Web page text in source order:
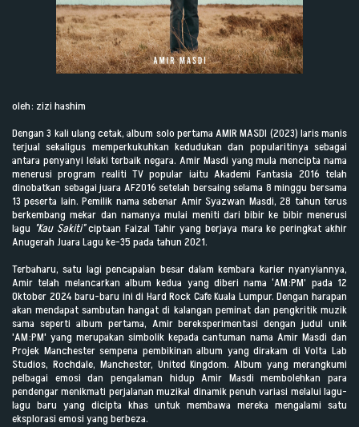
oleh: zizi hashim
Dengan 3 kali ulang cetak, album solo pertama AMIR MASDI (2023) laris manis
terjual sekaligus memperkukuhkan kedudukan dan popularitinya sebagai
antara penyanyi lelaki terbaik negara. Amir Masdi yang mula mencipta nama
menerusi program realiti TV popular iaitu Akademi Fantasia 2016 telah
dinobatkan sebagai juara AF2016 setelah bersaing selama 8 minggu bersama
13 peserta lain. Pemilik nama sebenar Amir Syazwan Masdi, 28 tahun terus
berkembang mekar dan namanya mulai meniti dari bibir ke bibir menerusi
lagu "Kau Sakiti"ciptaan Faizal Tahir yang berjaya mara ke peringkat akhir
Anugerah Juara Lagu ke-35 pada tahun 2021.
Terbaharu, satu lagi pencapaian besar dalam kembara karier nyanyiannya,
Amir telah melancarkan album kedua yang diberi nama ‘AM:PM’ pada 12
Oktober 2024 baru-baru ini di Hard Rock Cafe Kuala Lumpur. Dengan harapan
akan mendapat sambutan hangat di kalangan peminat dan pengkritik muzik
sama seperti album pertama, Amir bereksperimentasi dengan judul unik
'AM:PM' yang merupakan simbolik kepada cantuman nama Amir Masdi dan
Projek Manchester sempena pembikinan album yang dirakam di Volta Lab
Studios, Rochdale, Manchester, United Kingdom. Album yang merangkumi
pelbagai emosi dan pengalaman hidup Amir Masdi membolehkan para
pendengar menikmati perjalanan muzikal dinamik penuh variasi melalui lagu-
lagu baru yang dicipta khas untuk membawa mereka mengalami satu
eksplorasi emosi yang berbeza.